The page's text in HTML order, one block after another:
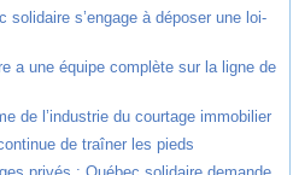
solidaire s’engage à déposer une loi-
a une équipe complète sur la ligne de
de l’industrie du courtage immobilier
de traîner les pieds